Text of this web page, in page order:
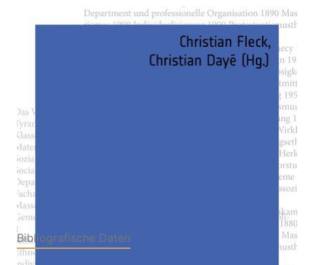
Meilensteine der Soziologie
Zur Wunschliste hinzufügen
Bibliografische Daten